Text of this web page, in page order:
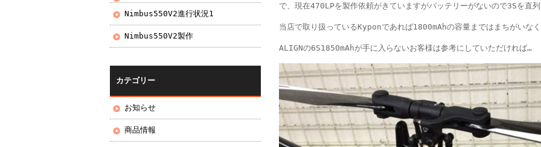
で、現在470LPを製作依頼がきていますがバッテリーがないので3Sを直
当店で取り扱っているKyponであれば1800mAhの容量まではまちがいな
ALIGNの6S1850mAhが手に入らないお客様は参考にしていただければ…
Nimbus550V2進行状況1
Nimbus550V2製作
カテゴリー
お知らせ
商品情報